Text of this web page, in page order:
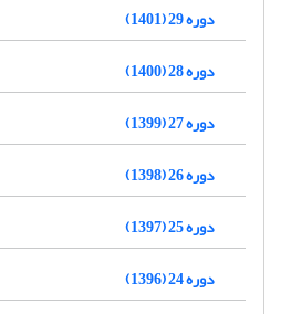
دوره 29 (1401)
دوره 28 (1400)
دوره 27 (1399)
دوره 26 (1398)
دوره 25 (1397)
دوره 24 (1396)